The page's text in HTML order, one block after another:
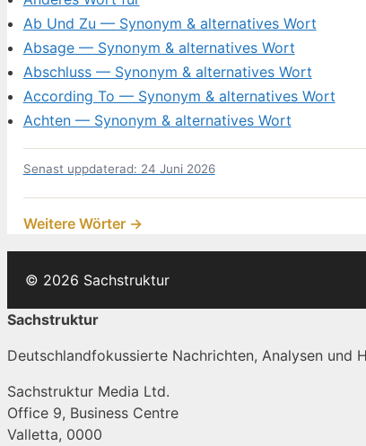
Ab Und Zu — Synonym & alternatives Wort
Absage — Synonym & alternatives Wort
Abschluss — Synonym & alternatives Wort
According To — Synonym & alternatives Wort
Achten — Synonym & alternatives Wort
Senast uppdaterad: 24 Juni 2026
Weitere Wörter →
© 2026 Sachstruktur
Sachstruktur
Deutschlandfokussierte Nachrichten, Analysen
Sachstruktur Media Ltd.
Office 9, Business Centre
Valletta, 0000